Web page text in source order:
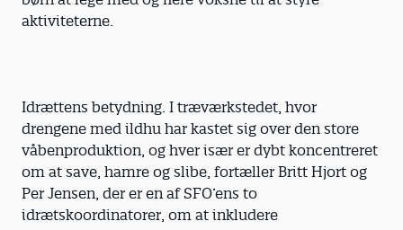
aktiviteterne.
Idrættens betydning. I træværkstedet, hvor
drengene med ildhu har kastet sig over den store
våbenproduktion, og hver især er dybt koncentreret
om at save, hamre og slibe, fortæller Britt Hjort og
Per Jensen, der er en af SFO’ens to
idrætskoordinatorer, om at inkludere